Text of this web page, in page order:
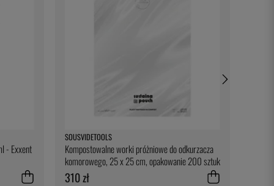
- Exxent
SOUSVIDETOOLS
Kompostowalne worki próżniowe do odkurzacza
komorowego, 25 x 25 cm, opakowanie 200 sztuk
- SousVideTools
310 zł